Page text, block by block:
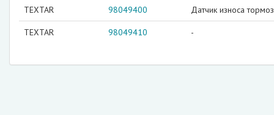
TEXTAR 98049400 Датчик износа
TEXTAR 98049410 -